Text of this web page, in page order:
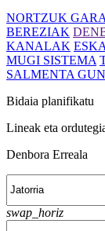
NORTZUK GARA
BEREZIAK
KANALAK
MUGI SISTEMA
SALMENTA
Bidaia planifikatu
Lineak eta
Denbora Erreala
swap_horiz